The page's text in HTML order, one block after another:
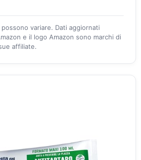
variare. Dati aggiornati
e il logo Amazon sono marchi di
affiliate.